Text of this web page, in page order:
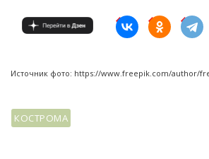
Источник фото: https://www.freepik.com/author/
КОСТРОМА